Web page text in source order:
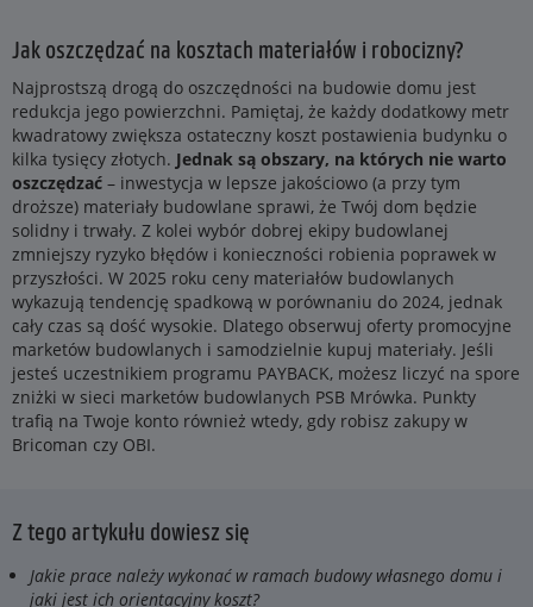
Jak oszczędzać na kosztach materiałów i robocizny?
Najprostszą drogą do oszczędności na budowie domu jest
redukcja jego powierzchni. Pamiętaj, że każdy dodatkowy metr
kwadratowy zwiększa ostateczny koszt postawienia budynku o
kilka tysięcy złotych. Jednak są obszary, na których nie warto
oszczędzać – inwestycja w lepsze jakościowo (a przy tym
droższe) materiały budowlane sprawi, że Twój dom będzie
solidny i trwały. Z kolei wybór dobrej ekipy budowlanej
zmniejszy ryzyko błędów i konieczności robienia poprawek w
przyszłości. W 2025 roku ceny materiałów budowlanych
wykazują tendencję spadkową w porównaniu do 2024, jednak
cały czas są dość wysokie. Dlatego obserwuj oferty promocyjne
marketów budowlanych i samodzielnie kupuj materiały. Jeśli
jesteś uczestnikiem programu PAYBACK, możesz liczyć na spore
zniżki w sieci marketów budowlanych PSB Mrówka. Punkty
trafią na Twoje konto również wtedy, gdy robisz zakupy w
Bricoman czy OBI.
Z tego artykułu dowiesz się
Jakie prace należy wykonać w ramach budowy własnego domu i
jaki jest ich orientacyjny koszt?